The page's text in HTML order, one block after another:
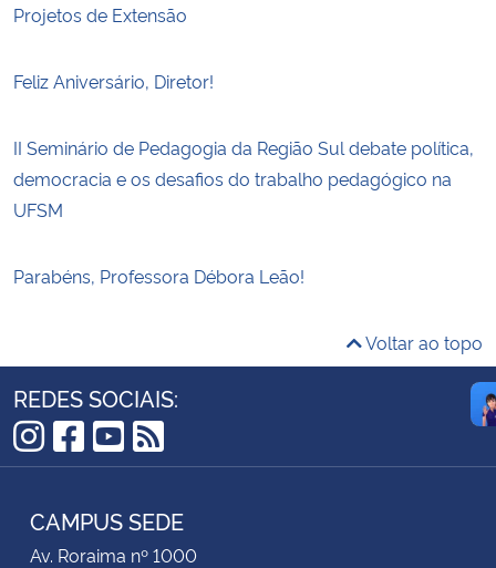
Projetos de Extensão
Feliz Aniversário, Diretor!
II Seminário de Pedagogia da Região Sul debate política,
democracia e os desafios do trabalho pedagógico na
UFSM
Parabéns, Professora Débora Leão!
Voltar ao topo
REDES SOCIAIS:
Instagram
Facebook
YouTube
RSS
CAMPUS SEDE
Av. Roraima nº 1000